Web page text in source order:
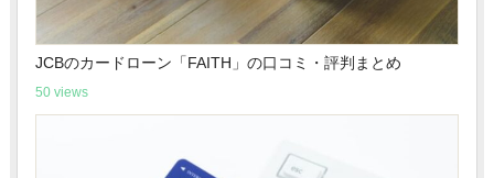
JCBのカードローン「FAITH」の口コミ・評判まとめ
50 views